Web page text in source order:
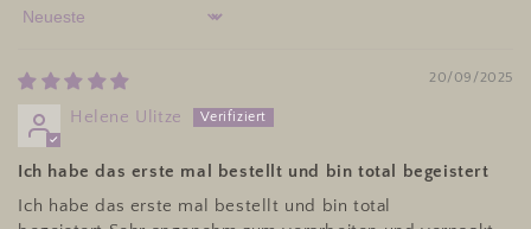
Sort by
20/09/2025
Helene Ulitze
Ich habe das erste mal bestellt und bin total begeistert
Ich habe das erste mal bestellt und bin total